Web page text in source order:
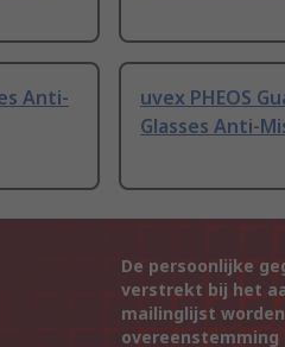
Anti-
uvex PHEOS
Glasses Anti-
De persoonlijke
verstrekt bij het
mailinglijst
overeenstemming